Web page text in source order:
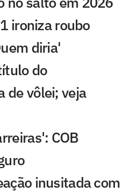
ironiza roubo
diria'
do
de vôlei; veja
COB
inusitada com